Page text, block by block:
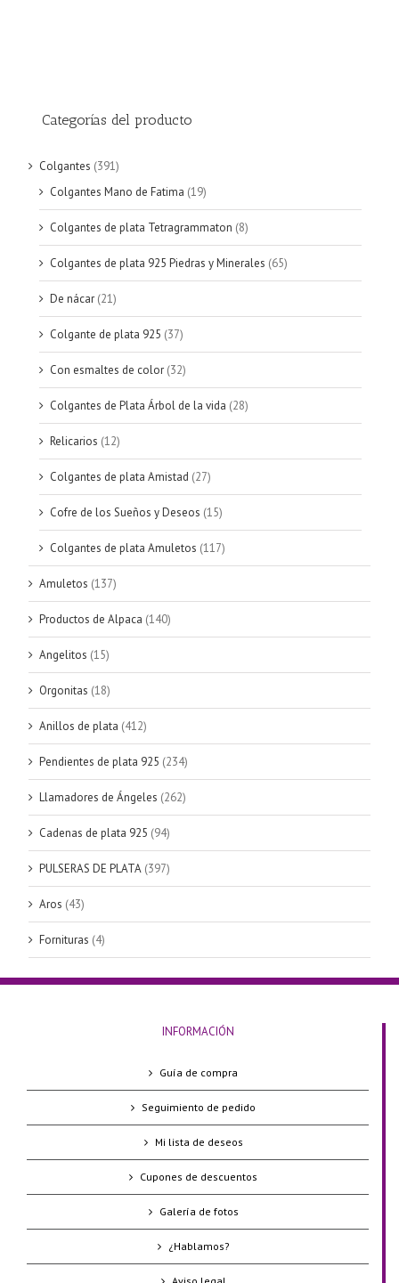
Categorías del producto
Colgantes (391)
Colgantes Mano de Fatima (19)
Colgantes de plata Tetragrammaton (8)
Colgantes de plata 925 Piedras y Minerales (65)
De nácar (21)
Colgante de plata 925 (37)
Con esmaltes de color (32)
Colgantes de Plata Árbol de la vida (28)
Relicarios (12)
Colgantes de plata Amistad (27)
Cofre de los Sueños y Deseos (15)
Colgantes de plata Amuletos (117)
Amuletos (137)
Productos de Alpaca (140)
Angelitos (15)
Orgonitas (18)
Anillos de plata (412)
Pendientes de plata 925 (234)
Llamadores de Ángeles (262)
Cadenas de plata 925 (94)
PULSERAS DE PLATA (397)
Aros (43)
Fornituras (4)
INFORMACIÓN
Guía de compra
Seguimiento de pedido
Mi lista de deseos
Cupones de descuentos
Galería de fotos
¿Hablamos?